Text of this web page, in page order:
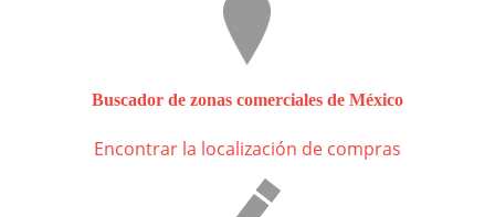
Buscador de zonas comerciales de México
Encontrar la localización de compras